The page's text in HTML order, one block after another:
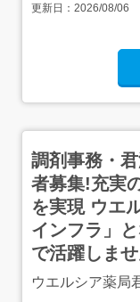
更新日： 2026/08/06
調剤事務・
者募集!充実
を実現 ウエ
インフラ」
で活躍しま
ウエルシア薬局